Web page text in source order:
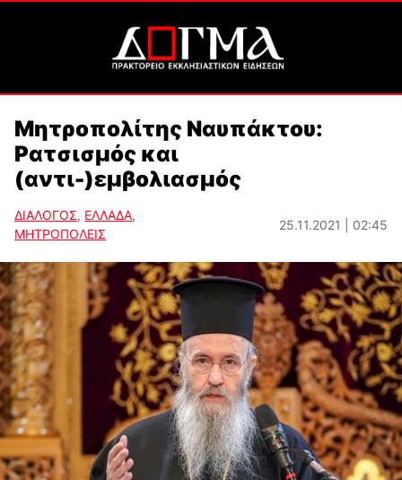
Μητροπολίτης Ναυπάκτου:
Ρατσισμός και
(αντι-)εμβολιασμός
ΔΙΑΛΟΓΟΣ, ΕΛΛΑΔΑ,
ΜΗΤΡΟΠΟΛΕΙΣ
25.11.2021 | 02:45